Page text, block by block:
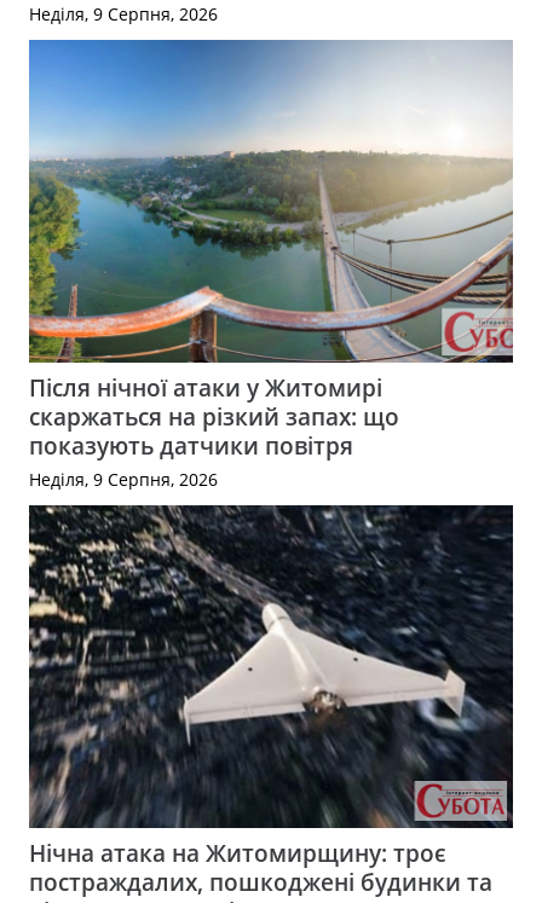
Неділя, 9 Серпня, 2026
Після нічної атаки у Житомирі
скаржаться на різкий запах: що
показують датчики повітря
Неділя, 9 Серпня, 2026
Нічна атака на Житомирщину: троє
постраждалих, пошкоджені будинки та